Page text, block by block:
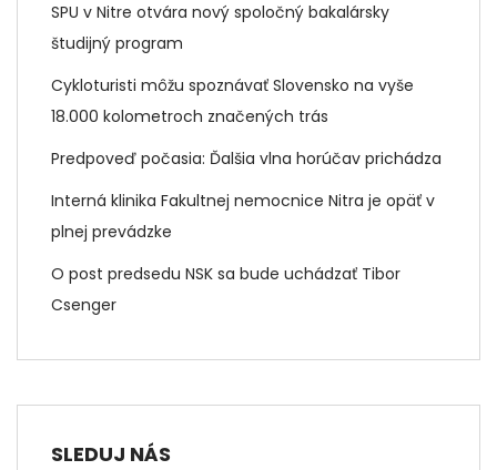
SPU v Nitre otvára nový spoločný bakalársky
študijný program
Cykloturisti môžu spoznávať Slovensko na vyše
18.000 kolometroch značených trás
Predpoveď počasia: Ďalšia vlna horúčav prichádza
Interná klinika Fakultnej nemocnice Nitra je opäť v
plnej prevádzke
O post predsedu NSK sa bude uchádzať Tibor
Csenger
SLEDUJ NÁS